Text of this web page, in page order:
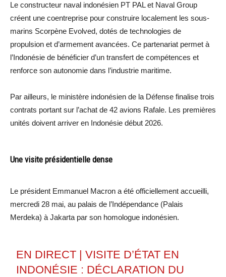
Le constructeur naval indonésien PT PAL et Naval Group
créent une coentreprise pour construire localement les sous-
marins Scorpène Evolved, dotés de technologies de
propulsion et d’armement avancées. Ce partenariat permet à
l’Indonésie de bénéficier d’un transfert de compétences et
renforce son autonomie dans l’industrie maritime.
Par ailleurs, le ministère indonésien de la Défense finalise trois
contrats portant sur l’achat de 42 avions Rafale. Les premières
unités doivent arriver en Indonésie début 2026.
Une visite présidentielle dense
Le président Emmanuel Macron a été officiellement accueilli,
mercredi 28 mai, au palais de l’Indépendance (Palais
Merdeka) à Jakarta par son homologue indonésien.
EN DIRECT | VISITE D’ÉTAT EN
INDONÉSIE : DÉCLARATION DU